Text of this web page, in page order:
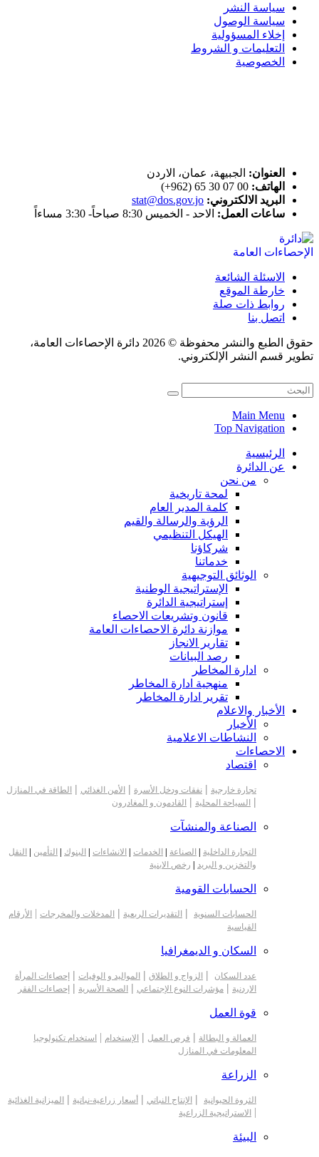
سياسة النشر
سياسة الوصول
إخلاء المسؤولية
التعليمات و الشروط
الخصوصية
العنوان: الجبيهة، عمان، الاردن
الهاتف: 00 07 30 65 (962+)
البريد الالكتروني: stat@dos.gov.jo
ساعات العمل: الاحد - الخميس 8:30 صباحاً- 3:30 مساءاً
الاسئلة الشائعة
خارطة الموقع
روابط ذات صلة
اتصل بنا
حقوق الطبع والنشر محفوظة © 2026 دائرة الإحصاءات العامة،
تطوير قسم النشر الإلكتروني.
Main Menu
Top Navigation
الرئيسية
عن الدائرة
من نحن
لمحة تاريخية
كلمة المدير العام
الرؤية والرسالة والقيم
الهيكل التنظيمي
شركاؤنا
خدماتنا
الوثائق التوجيهية
الإستراتيجية الوطنية
إستراتيجية الدائرة
قانون وتشريعات الاحصاء
موازنة دائرة الاحصاءات العامة
تقارير الانجاز
رصد البيانات
ادارة المخاطر
منهجية ادارة المخاطر
تقرير ادارة المخاطر
الأخبار والاعلام
الأخبار
النشاطات الاعلامية
الاحصاءات
اقتصاد
تجارة خارجية | نفقات ودخل الأسرة | الأمن الغذائي | الطاقة في المنازل
| السياحة المحلية | القادمون و المغادرون
الصناعة والمنشآت
التجارة الداخلية | الصناعة | الخدمات | الانشاءات | البنوك | التأمين | النقل
والتخزين و البريد | رخص الابنية
الحسابات القومية
الحسابات السنوية | التقديرات الربعية | المدخلات والمخرجات | الأرقام
القياسية
السكان و الديمغرافيا
عدد السكان | الزواج و الطلاق | المواليد و الوفيات | إحصاءات المرأة
الاردنية | مؤشرات النوع الإجتماعي | الصحة الأسرية | إحصاءات الفقر
قوة العمل
العمالة و البطالة | فرص العمل | الإستخدام | استخدام تكنولوجيا
المعلومات في المنازل
الزراعة
الثروة الحيوانية | الإنتاج النباتي | أسعار زراعية-نباتية | الميزانية الغذائية
| الاستراتيجية الزراعية
البيئة